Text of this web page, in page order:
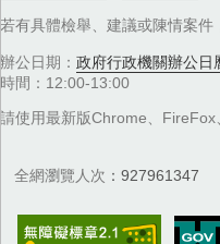
若有具體檢舉、建議或陳情案件
辦公日期： 政府行政機關辦公日
時間：12:00-13:00
請使用最新版Chrome、
全網瀏覽人次 927961347